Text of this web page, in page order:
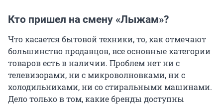
Кто пришел на смену «Лыжам»?
Что касается бытовой техники, то, как отмечают
большинство продавцов, все основные категории
товаров есть в наличии. Проблем нет ни с
телевизорами, ни с микроволновками, ни с
холодильниками, ни со стиральными машинами.
Дело только в том, какие бренды доступны